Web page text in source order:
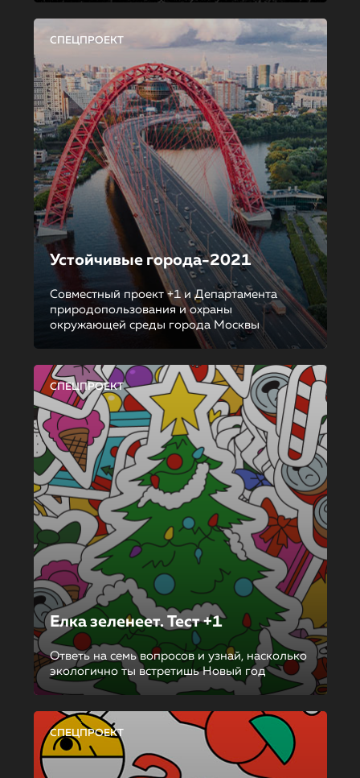
СПЕЦПРОЕКТ
Устойчивые города-2021
Совместный проект +1 и Департамента
природопользования и охраны
окружающей среды города Москвы
СПЕЦПРОЕКТ
Елка зеленеет. Тест +1
Ответь на семь вопросов и узнай, насколько
экологично ты встретишь Новый год
СПЕЦПРОЕКТ